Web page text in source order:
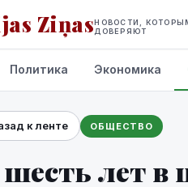
ZiņasНОВОСТИ,
ДОВЕРЯЮТ
сервисы
Политика Экономика
к ленте ОБЩЕСТВО
лет в